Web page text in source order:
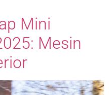
Mini
Mesin